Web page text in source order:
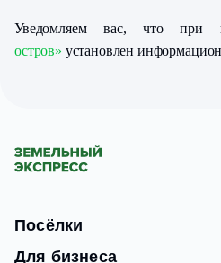
Уведомляем вас, что
остров» установлен
Посёлки
Для бизнеса